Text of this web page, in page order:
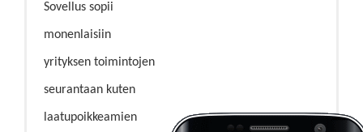
Sovellus sopii
monenlaisiin
yrityksen toimintojen
seurantaan kuten
laatupoikkeamien